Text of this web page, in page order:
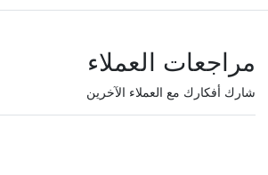
مراجعات العملاء
شارك أفكارك مع العملاء الآخرين